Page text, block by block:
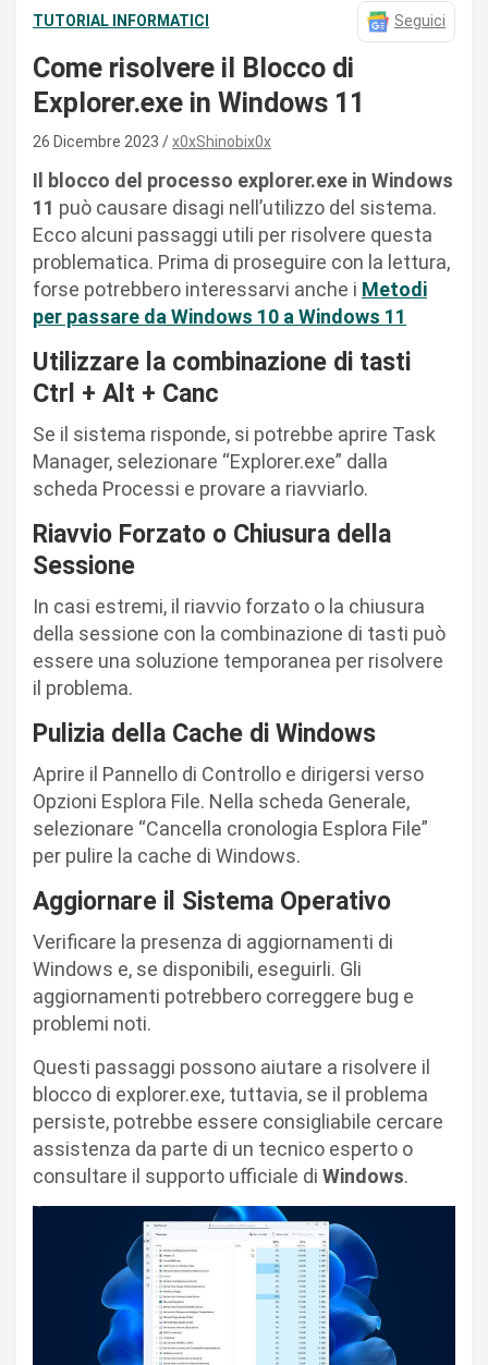
TUTORIAL INFORMATICI Seguici
Come risolvere il Blocco di
Explorer.exe in Windows 11
26 Dicembre 2023 x0xShinobix0x
Il blocco del processo explorer.exe in Windows
11 può causare disagi nell’utilizzo del sistema.
Ecco alcuni passaggi utili per risolvere questa
problematica. Prima di proseguire con la lettura,
forse potrebbero interessarvi anche i Metodi
per passare da Windows 10 a Windows 11
Utilizzare la combinazione di tasti
Ctrl + Alt + Canc
Se il sistema risponde, si potrebbe aprire Task
Manager, selezionare “Explorer.exe” dalla
scheda Processi e provare a riavviarlo.
Riavvio Forzato o Chiusura della
Sessione
In casi estremi, il riavvio forzato o la chiusura
della sessione con la combinazione di tasti può
essere una soluzione temporanea per risolvere
il problema.
Pulizia della Cache di Windows
Aprire il Pannello di Controllo e dirigersi verso
Opzioni Esplora File. Nella scheda Generale,
selezionare “Cancella cronologia Esplora File”
per pulire la cache di Windows.
Aggiornare il Sistema Operativo
Verificare la presenza di aggiornamenti di
Windows e, se disponibili, eseguirli. Gli
aggiornamenti potrebbero correggere bug e
problemi noti.
Questi passaggi possono aiutare a risolvere il
blocco di explorer.exe, tuttavia, se il problema
persiste, potrebbe essere consigliabile cercare
assistenza da parte di un tecnico esperto o
consultare il supporto ufficiale di Windows.